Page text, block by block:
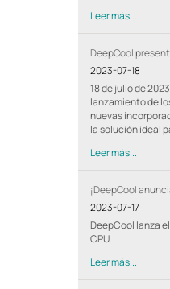
Leer más...
DeepCool
2023-07-18
18 de julio de
lanzamiento de
nuevas
la solución ideal
Leer más...
¡DeepCool
2023-07-17
DeepCool lanza
CPU.
Leer más...